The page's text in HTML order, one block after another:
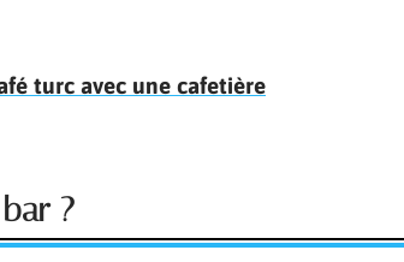
turc avec une cafetière
?